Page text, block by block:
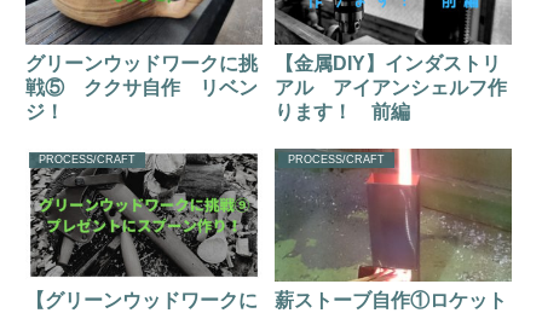
グリーンウッドワークに挑
戦⑤ ククサ自作 リベン
ジ！
【金属DIY】インダストリ
アル アイアンシェルフ作
ります！ 前編
PROCESS/CRAFT
【グリーンウッドワークに
PROCESS/CRAFT
薪ストーブ自作①ロケット